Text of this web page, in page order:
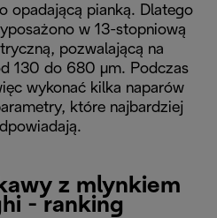
opadającą pianką. Dlatego
w 13-stopniową
pozwalającą na
130 do 680 µm. Podczas
wykonać kilka naparów
które najbardziej
z mlynkiem
- ranking